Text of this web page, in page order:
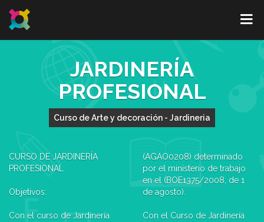
JARDINERÍA
PROFESIONAL
Curso de Arte y decoración - Jardineria
CURSO DE JARDINERÍA
PROFESIONAL
Objetivos:
Con el curso de Jardinería
(AGAO0208) determinado
por el ministerio de trabajo
en el (BOE1375/2008, de 1
de agosto).
Con el Curso de Jardinería